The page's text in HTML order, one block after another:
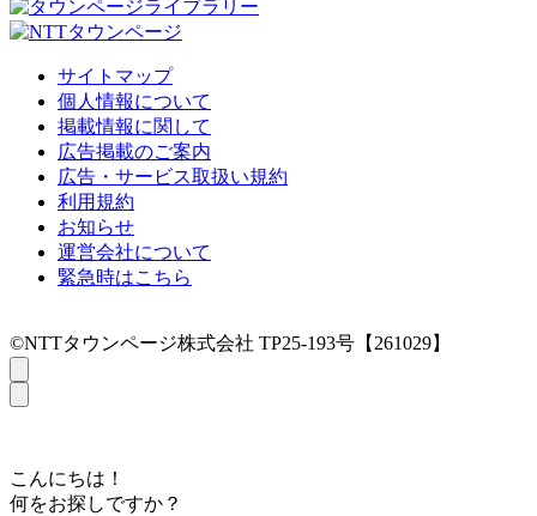
サイトマップ
個人情報について
掲載情報に関して
広告掲載のご案内
広告・サービス取扱い規約
利用規約
お知らせ
運営会社について
緊急時はこちら
©NTTタウンページ株式会社 TP25-193号【261029】
こんにちは！
何をお探しですか？